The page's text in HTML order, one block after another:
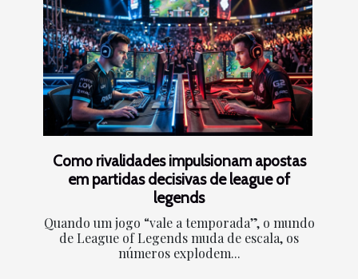
Como rivalidades impulsionam apostas
em partidas decisivas de league of
legends
Quando um jogo “vale a temporada”, o mundo
de League of Legends muda de escala, os
números explodem...